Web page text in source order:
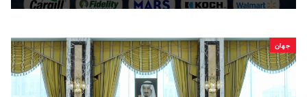
جهان